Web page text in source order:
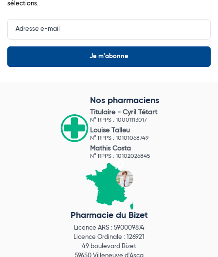
sélections.
Input
Newsletter
Nos pharmaciens
Titulaire - Cyril Tétart
N° RPPS : 10001113017
Louise Talleu
N° RPPS : 10101068749
Mathis Costa
N° RPPS : 10102026845
Pharmacie du Bizet
Licence ARS : 590009874
Licence Ordinale : 126921
49 boulevard Bizet